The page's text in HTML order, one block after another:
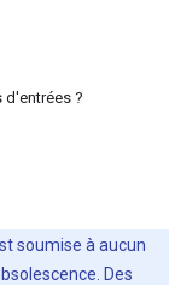
d'entrées ?
soumise à aucun
Des